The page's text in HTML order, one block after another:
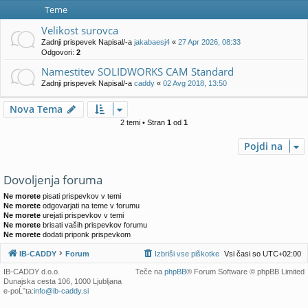
Teme
Velikost surovca
Zadnji prispevek Napisal/-a jakabaesj4 « 27 Apr 2026, 08:33
Odgovori: 2
Namestitev SOLIDWORKS CAM Standard
Zadnji prispevek Napisal/-a caddy « 02 Avg 2018, 13:50
Nova Tema
2 temi • Stran 1 od 1
Pojdi na
Dovoljenja foruma
Ne morete pisati prispevkov v temi
Ne morete odgovarjati na teme v forumu
Ne morete urejati prispevkov v temi
Ne morete brisati vaših prispevkov forumu
Ne morete dodati priponk prispevkom
IB-CADDY Forum Vsi časi so UTC+02:00
Izbriši vse piškotke
Teče na phpBB® Forum Software © phpBB Limited
IB-CADDY d.o.o.
Dunajska cesta 106, 1000 Ljubljana
e-poĹˇta:info@ib-caddy.si